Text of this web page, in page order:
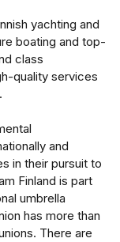
yachting and
boating and top-
class
quality services
and
in their pursuit to
Finland is part
umbrella
has more than
There are